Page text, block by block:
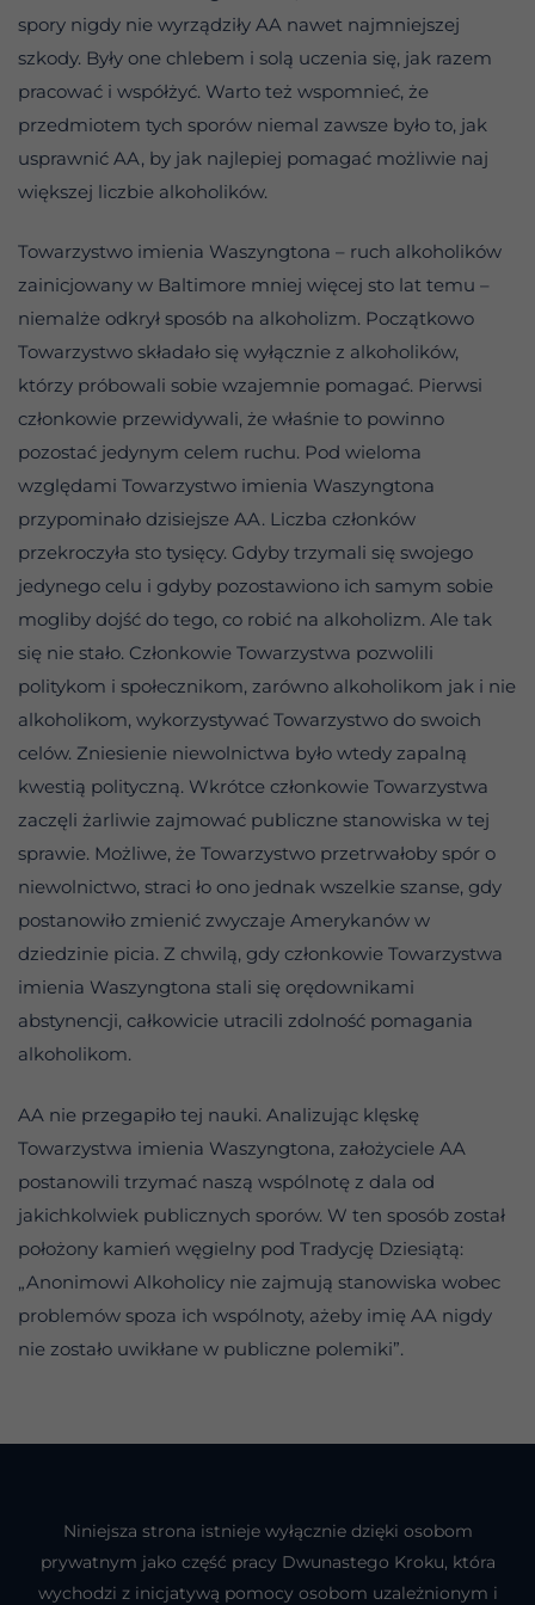
spory nigdy nie wyrządziły AA nawet najmniejszej
szkody. Były one chlebem i solą uczenia się, jak razem
pracować i współżyć. Warto też wspomnieć, że
przedmiotem tych sporów niemal zawsze było to, jak
usprawnić AA, by jak najlepiej pomagać możliwie naj
większej liczbie alkoholików.
Towarzystwo imienia Waszyngtona – ruch alkoholików
zainicjowany w Baltimore mniej więcej sto lat temu –
niemalże odkrył sposób na alkoholizm. Początkowo
Towarzystwo składało się wyłącznie z alkoholików,
którzy próbowali sobie wzajemnie pomagać. Pierwsi
członkowie przewidywali, że właśnie to powinno
pozostać jedynym celem ruchu. Pod wieloma
względami Towarzystwo imienia Waszyngtona
przypominało dzisiejsze AA. Liczba członków
przekroczyła sto tysięcy. Gdyby trzymali się swojego
jedynego celu i gdyby pozostawiono ich samym sobie
mogliby dojść do tego, co robić na alkoholizm. Ale tak
się nie stało. Członkowie Towarzystwa pozwolili
politykom i społecznikom, zarówno alkoholikom jak i nie
alkoholikom, wykorzystywać Towarzystwo do swoich
celów. Zniesienie niewolnictwa było wtedy zapalną
kwestią polityczną. Wkrótce członkowie Towarzystwa
zaczęli żarliwie zajmować publiczne stanowiska w tej
sprawie. Możliwe, że Towarzystwo przetrwałoby spór o
niewolnictwo, straci ło ono jednak wszelkie szanse, gdy
postanowiło zmienić zwyczaje Amerykanów w
dziedzinie picia. Z chwilą, gdy członkowie Towarzystwa
imienia Waszyngtona stali się orędownikami
abstynencji, całkowicie utracili zdolność pomagania
alkoholikom.
AA nie przegapiło tej nauki. Analizując klęskę
Towarzystwa imienia Waszyngtona, założyciele AA
postanowili trzymać naszą wspólnotę z dala od
jakichkolwiek publicznych sporów. W ten sposób został
położony kamień węgielny pod Tradycję Dziesiątą:
„Anonimowi Alkoholicy nie zajmują stanowiska wobec
problemów spoza ich wspólnoty, ażeby imię AA nigdy
nie zostało uwikłane w publiczne polemiki”.
Niniejsza strona istnieje wyłącznie dzięki osobom
prywatnym jako część pracy Dwunastego Kroku, która
wychodzi z inicjatywą pomocy osobom uzależnionym i